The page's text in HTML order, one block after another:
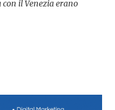
il Venezia erano